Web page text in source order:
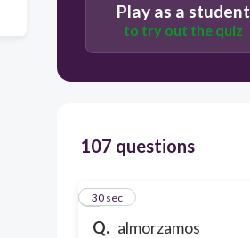
Play as a student
to try out the quiz
107 questions
Q. almorzamos
1
30 sec